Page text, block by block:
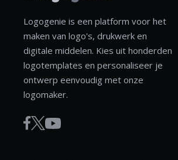
Logogenie is een platform voor het
maken van logo's, drukwerk en
digitale middelen. Kies uit honderden
logotemplates en personaliseer je
ontwerp eenvoudig met onze
logomaker.